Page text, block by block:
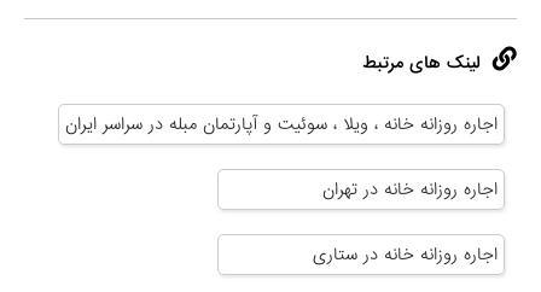
لینک های مرتبط
اجاره روزانه خانه ، ویلا ، سوئیت و آپارتمان مبله در سراسر ایران
اجاره روزانه خانه در تهران
اجاره روزانه خانه در ستاری